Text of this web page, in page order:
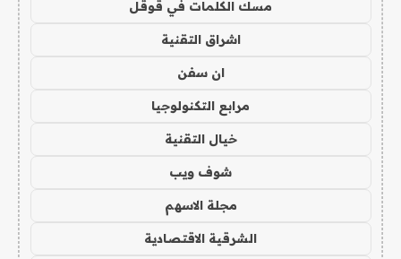
مسك الكلمات في قوقل
اشراق التقنية
ان سفن
مرابع التكنولوجيا
خيال التقنية
شوف ويب
مجلة الاسهم
الشرقية الاقتصادية